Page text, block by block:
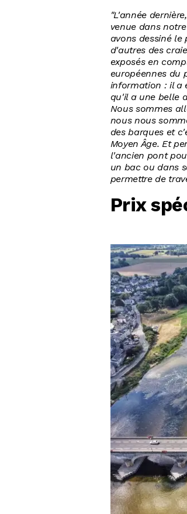
"L'année
venue dans
avons dessiné
d'autres des
exposés en
européennes du
information : il a
qu'il a une belle
Nous sommes
nous nous
des barques et
Moyen Âge. Et
l'ancien pont
un bac ou dans
permettre de
Prix